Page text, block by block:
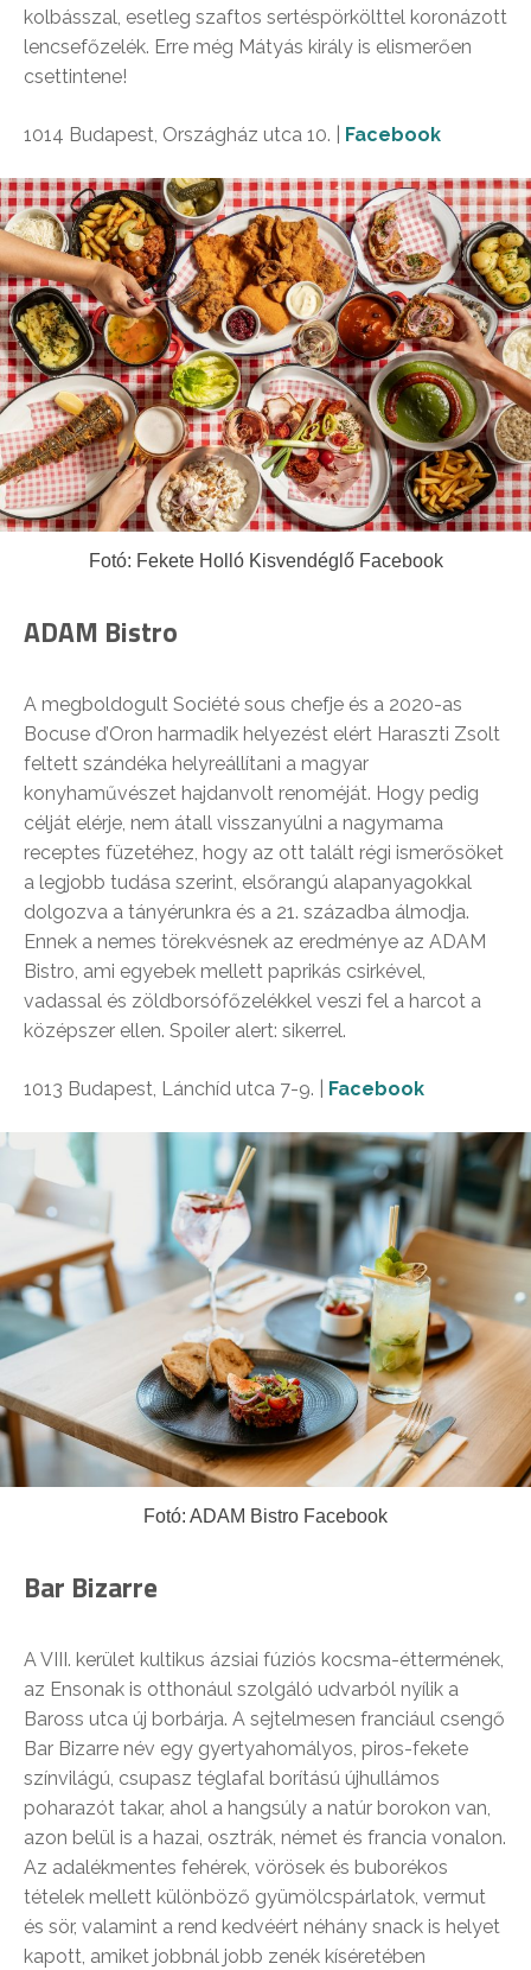
kolbásszal, esetleg szaftos sertéspörkölttel koronázott
lencsefőzelék. Erre még Mátyás király is elismerően
csettintene!
1014 Budapest, Országház utca 10. | Facebook
Fotó: Fekete Holló Kisvendéglő Facebook
ADAM Bistro
A megboldogult Société sous chefje és a 2020-as
Bocuse d’Oron harmadik helyezést elért Haraszti Zsolt
feltett szándéka helyreállítani a magyar
konyhaművészet hajdanvolt renoméját. Hogy pedig
célját elérje, nem átall visszanyúlni a nagymama
receptes füzetéhez, hogy az ott talált régi ismerősöket
a legjobb tudása szerint, elsőrangú alapanyagokkal
dolgozva a tányérunkra és a 21. századba álmodja.
Ennek a nemes törekvésnek az eredménye az ADAM
Bistro, ami egyebek mellett paprikás csirkével,
vadassal és zöldborsófőzelékkel veszi fel a harcot a
középszer ellen. Spoiler alert: sikerrel.
1013 Budapest, Lánchíd utca 7-9. | Facebook
Fotó: ADAM Bistro Facebook
Bar Bizarre
A VIII. kerület kultikus ázsiai fúziós kocsma-éttermének,
az Ensonak is otthonául szolgáló udvarból nyílik a
Baross utca új borbárja. A sejtelmesen franciául csengő
Bar Bizarre név egy gyertyahomályos, piros-fekete
színvilágú, csupasz téglafal borítású újhullámos
poharazót takar, ahol a hangsúly a natúr borokon van,
azon belül is a hazai, osztrák, német és francia vonalon.
Az adalékmentes fehérek, vörösek és buborékos
tételek mellett különböző gyümölcspárlatok, vermut
és sör, valamint a rend kedvéért néhány snack is helyet
kapott, amiket jobbnál jobb zenék kíséretében